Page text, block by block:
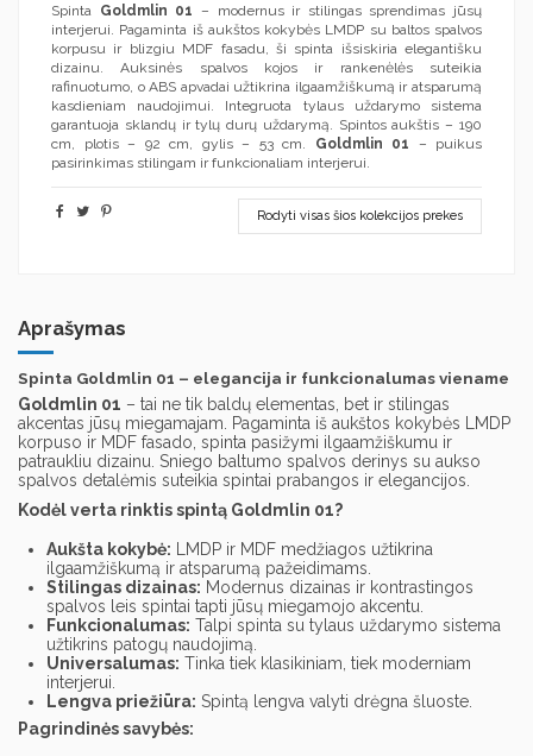
Spinta Goldmlin 01 – modernus ir stilingas sprendimas jūsų
interjerui. Pagaminta iš aukštos kokybės LMDP su baltos spalvos
korpusu ir blizgiu MDF fasadu, ši spinta išsiskiria elegantišku
dizainu. Auksinės spalvos kojos ir rankenėlės suteikia
rafinuotumo, o ABS apvadai užtikrina ilgaamžiškumą ir atsparumą
kasdieniam naudojimui. Integruota tylaus uždarymo sistema
garantuoja sklandų ir tylų durų uždarymą. Spintos aukštis – 190
cm, plotis – 92 cm, gylis – 53 cm.
Goldmlin 01 – puikus
pasirinkimas stilingam ir funkcionaliam interjerui.
Rodyti visas šios kolekcijos prekes
Aprašymas
Spinta Goldmlin 01 – elegancija ir funkcionalumas viename
Goldmlin 01 – tai ne tik baldų elementas,
bet ir stilingas
akcentas jūsų miegamajam.
Pagaminta iš aukštos kokybės LMDP
korpuso ir MDF fasado, spinta pasižymi ilgaamžiškumu ir
patraukliu dizainu. Sniego baltumo spalvos derinys su aukso
spalvos detalėmis suteikia spintai prabangos ir elegancijos.
Kodėl verta rinktis spintą Goldmlin 01?
Aukšta kokybė: LMDP ir MDF medžiagos užtikrina
ilgaamžiškumą ir atsparumą pažeidimams.
Stilingas dizainas: Modernus dizainas ir kontrastingos
spalvos leis spintai tapti jūsų miegamojo akcentu.
Funkcionalumas: Talpi spinta su tylaus uždarymo sistema
užtikrins patogų naudojimą.
Universalumas: Tinka tiek klasikiniam, tiek moderniam
interjerui.
Lengva priežiūra: Spintą lengva valyti drėgna šluoste.
Pagrindinės savybės: